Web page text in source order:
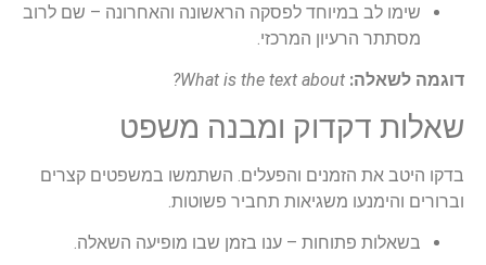
שימו לב במיוחד לפסקה הראשונה והאחרונה – שם לרוב
מסתתר הרעיון המרכזי.
דוגמה לשאלה: What is the text about?
שאלות דקדוק ומבנה משפט
בדקו היטב את הזמנים והפעלים. השתמשו במשפטים קצרים
וברורים והימנעו משגיאות תחביר פשוטות.
בשאלות פתוחות – ענו בזמן שבו מופיעה השאלה.